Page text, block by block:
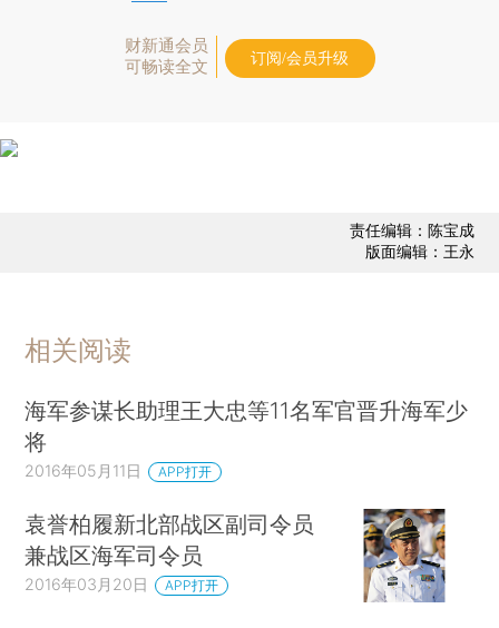
财新通会员
可畅读全文
订阅/会员升级
责任编辑：陈宝成
版面编辑：王永
相关阅读
海军参谋长助理王大忠等11名军官晋升海军少
将
2016年05月11日 APP打开
袁誉柏履新北部战区副司令员
兼战区海军司令员
2016年03月20日 APP打开